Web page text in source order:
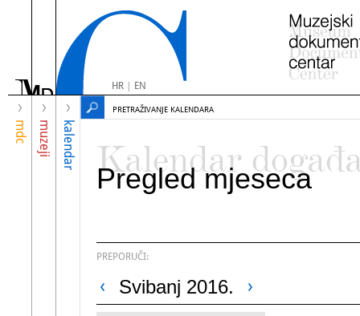
HR| EN
mdc muzeji kalendar
PRETRAŽIVANJE KALENDARA
Kalendar
Pregled mjeseca
PREPORUČI:
Svibanj 2016.